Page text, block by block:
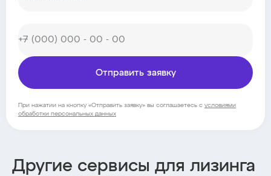
Отправить заявку
При нажатии на кнопку «Отправить заявку» вы соглашаетесь с условиями
обработки персональных данных
Другие сервисы для лизинга